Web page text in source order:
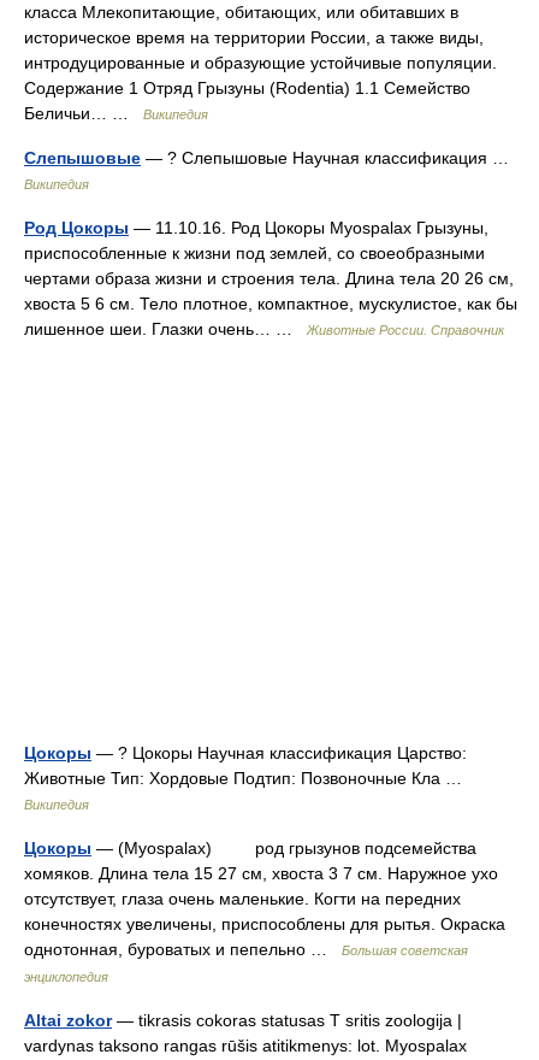
класса Млекопитающие, обитающих, или обитавших в
историческое время на территории России, а также виды,
интродуцированные и образующие устойчивые популяции.
Содержание 1 Отряд Грызуны (Rodentia) 1.1 Семейство
Беличьи… …
Википедия
Слепышовые — ? Слепышовые Научная классификация …
Википедия
Род Цокоры — 11.10.16. Род Цокоры Myospalax Грызуны,
приспособленные к жизни под землей, со своеобразными
чертами образа жизни и строения тела. Длина тела 20 26 см,
хвоста 5 6 см. Тело плотное, компактное, мускулистое, как бы
лишенное шеи. Глазки очень… …
Животные России. Справочник
Цокоры — ? Цокоры Научная классификация Царство:
Животные Тип: Хордовые Подтип: Позвоночные Кла …
Википедия
Цокоры — (Myospalax) род грызунов подсемейства
хомяков. Длина тела 15 27 см, хвоста 3 7 см. Наружное ухо
отсутствует, глаза очень маленькие. Когти на передних
конечностях увеличены, приспособлены для рытья. Окраска
однотонная, буроватых и пепельно …
Большая советская
энциклопедия
Altai zokor— tikrasis cokoras statusas T sritis zoologija |
vardynas taksono rangas rūšis atitikmenys: lot. Myospalax